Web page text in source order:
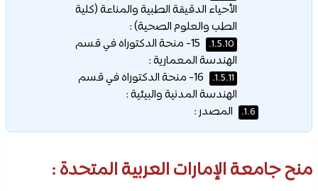
الأحياء الدقيقة الطبية والمناعة (كلية
الطب والعلوم الصحية) :
1.5.10.
15- منحة الدكتوراه في قسم
الهندسة المعمارية :
1.5.11.
16- منحة الدكتوراه في قسم
الهندسة المدنية والبيئية :
1.6. المصدر :
منح جامعة الإمارات العربية المتحدة :